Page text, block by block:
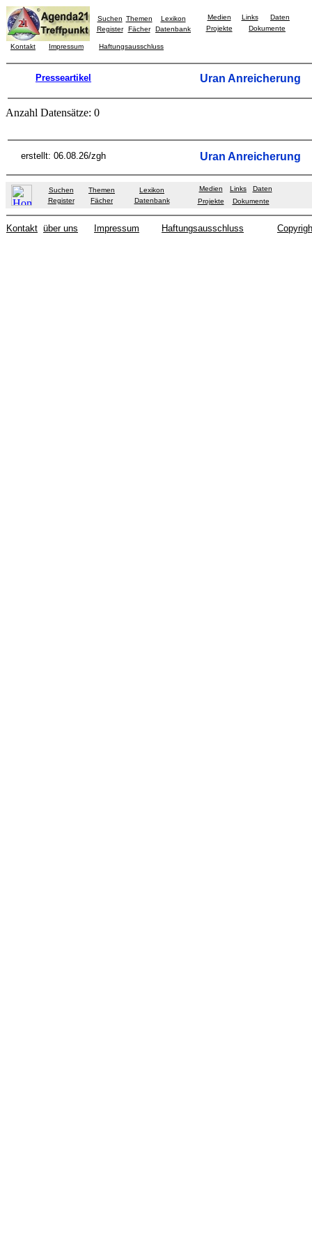
Suchen Themen
Lexikon
Register
Fächer Datenbank
Medien Links
Daten
Projekte
Dokumente
Kontakt Impressum Haftungsausschluss
Presseartikel Uran Anreicherung
Anzahl Datensätze: 0
erstellt: 06.08.26/zgh Uran Anreicherung
Suchen Themen
Lexikon
Register
Fächer Datenbank
Medien Links
Daten
Projekte
Dokumente
Kontakt über uns Impressum Haftungsausschluss